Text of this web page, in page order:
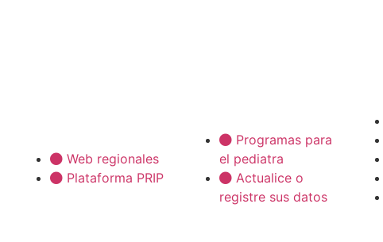
Web regionales
Plataforma PRIP
Programas para
el pediatra
Actualice o
registre sus datos